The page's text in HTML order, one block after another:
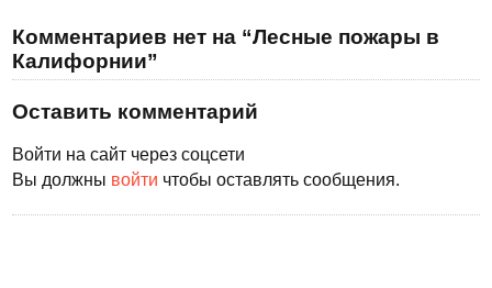
Комментариев нет на “Лесные пожары в
Калифорнии”
Оставить комментарий
Войти на сайт через соцсети
Вы должны войти чтобы оставлять сообщения.